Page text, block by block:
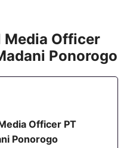
Media Officer
Ponorogo
Officer PT
Ponorogo